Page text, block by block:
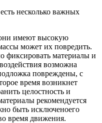
несколько важных
они имеют высокую
может их повредить.
фиксировать материалы и
возможна
повреждены, с
время возникнет
целостность и
рекомендуется
быть исключеноего
время движения.